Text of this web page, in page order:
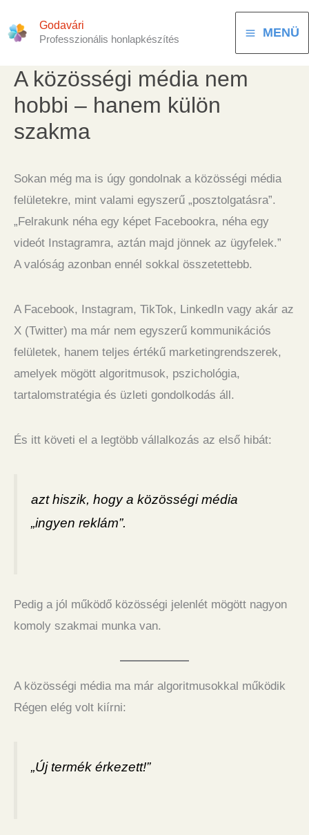
to
Godavári
Professzionális honlapkészítés
MENÜ
A közösségi média nem
hobbi – hanem külön
szakma
Sokan még ma is úgy gondolnak a közösségi média
felületekre, mint valami egyszerű „posztolgatásra”.
„Felrakunk néha egy képet Facebookra, néha egy
videót Instagramra, aztán majd jönnek az ügyfelek.”
A valóság azonban ennél sokkal összetettebb.
A Facebook, Instagram, TikTok, LinkedIn vagy akár az
X (Twitter) ma már nem egyszerű kommunikációs
felületek, hanem teljes értékű marketingrendszerek,
amelyek mögött algoritmusok, pszichológia,
tartalomstratégia és üzleti gondolkodás áll.
És itt követi el a legtöbb vállalkozás az első hibát:
azt hiszik, hogy a közösségi média
„ingyen reklám”.
Pedig a jól működő közösségi jelenlét mögött nagyon
komoly szakmai munka van.
A közösségi média ma már algoritmusokkal működik
Régen elég volt kiírni:
„Új termék érkezett!”